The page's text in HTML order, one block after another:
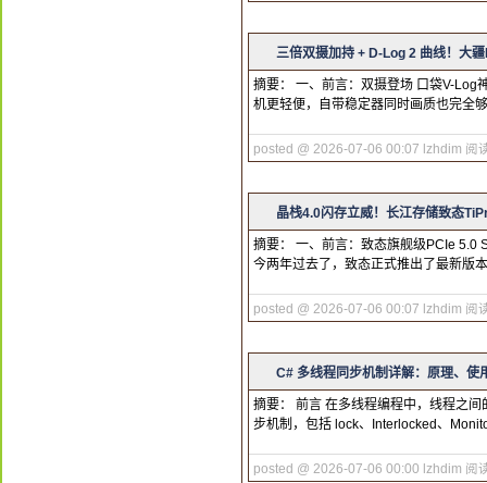
三倍双摄加持 + D-Log 2 曲线！大
摘要： 一、前言：双摄登场 口袋V-Log
机更轻便，自带稳定器同时画质也完全
posted @ 2026-07-06 00:07 lzhdim 阅
晶栈4.0闪存立威！长江存储致态
摘要： 一、前言：致态旗舰级PCIe 5.0
今两年过去了，致态正式推出了最新版
posted @ 2026-07-06 00:07 lzhdim 阅
C# 多线程同步机制详解：原理、使
摘要： 前言 在多线程编程中，线程之
步机制，包括 lock、Interlocked、
posted @ 2026-07-06 00:00 lzhdim 阅